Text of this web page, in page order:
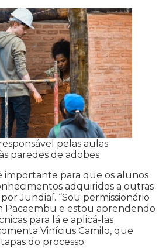
pelas aulas
paredes de adobes
importante para que os alunos
adquiridos a outras
Jundiaí. “Sou permissionário
Pacaembu e estou aprendendo
para lá e aplicá-las
Vinícius Camilo, que
do processo.